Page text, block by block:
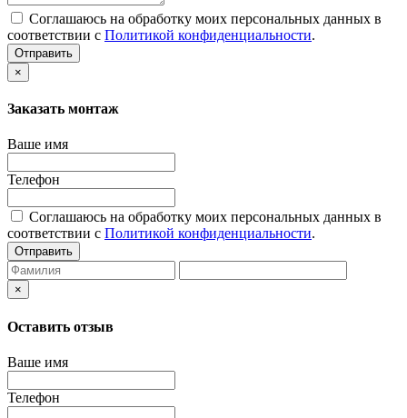
Соглашаюсь на обработку моих персональных данных в
соответствии с Политикой конфиденциальности.
Отправить
×
Заказать монтаж
Ваше имя
Телефон
Соглашаюсь на обработку моих персональных данных в
соответствии с Политикой конфиденциальности.
Отправить
×
Оставить отзыв
Ваше имя
Телефон